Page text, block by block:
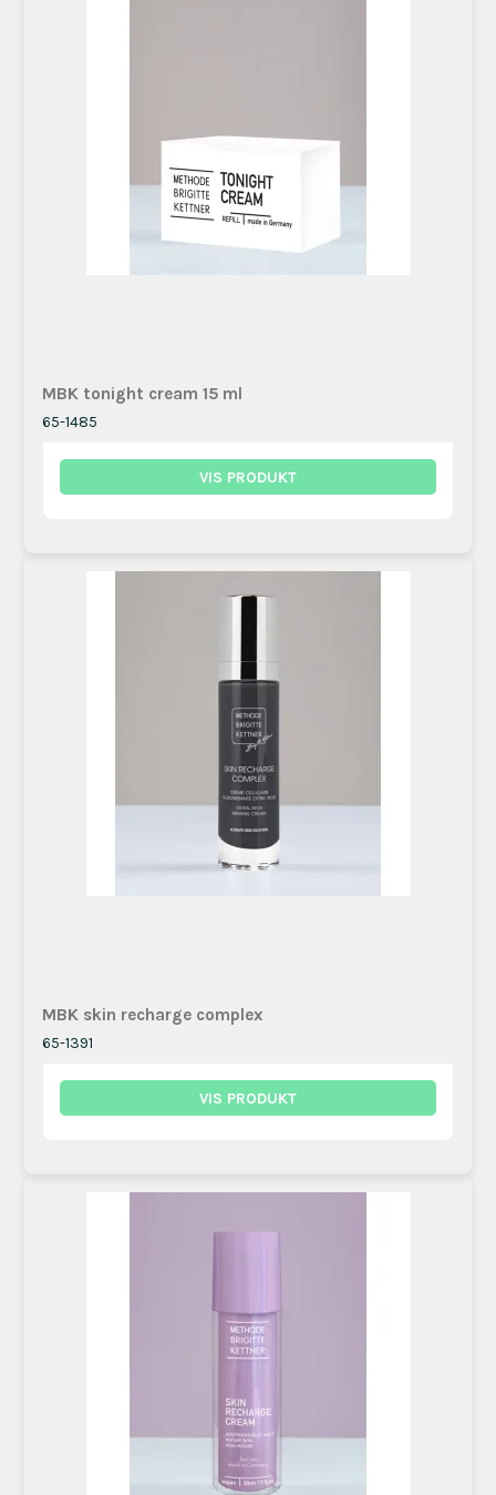
MBK tonight cream 15 ml
65-1485
VIS PRODUKT
MBK skin recharge complex
65-1391
VIS PRODUKT